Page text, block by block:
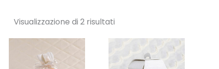
Visualizzazione di 2 risultati